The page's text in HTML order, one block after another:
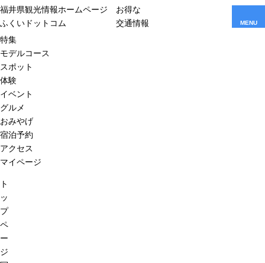
福井県観光情報ホームページ
ふくいドットコム
お得な
交通情報
MENU
特集
モデルコース
スポット
体験
イベント
グルメ
おみやげ
宿泊予約
アクセス
マイページ
ト
ッ
プ
ペ
ー
ジ